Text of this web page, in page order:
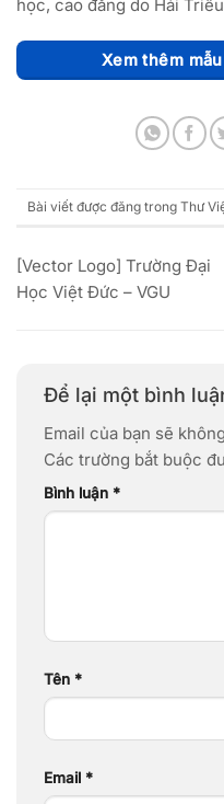
học, cao đẳng do Hải
Xem thêm
Bài viết được đăng trong Thư
[Vector Logo] Trường Đại
Học Việt Đức – VGU
Để lại một bình
Email của bạn sẽ
Các trường bắt buộc
Bình luận *
Tên *
Email *